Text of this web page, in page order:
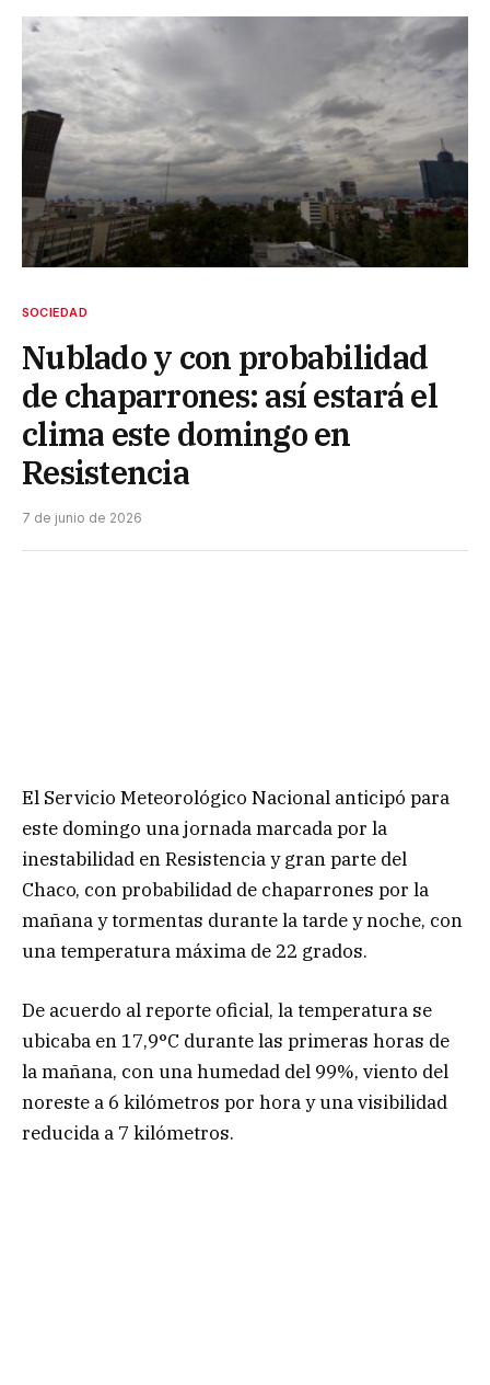
SOCIEDAD
Nublado y con probabilidad
de chaparrones: así estará el
clima este domingo en
Resistencia
7 de junio de 2026
El Servicio Meteorológico Nacional anticipó para
este domingo una jornada marcada por la
inestabilidad en Resistencia y gran parte del
Chaco, con probabilidad de chaparrones por la
mañana y tormentas durante la tarde y noche, con
una temperatura máxima de 22 grados.
De acuerdo al reporte oficial, la temperatura se
ubicaba en 17,9°C durante las primeras horas de
la mañana, con una humedad del 99%, viento del
noreste a 6 kilómetros por hora y una visibilidad
reducida a 7 kilómetros.